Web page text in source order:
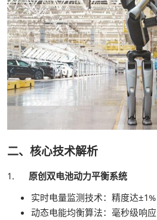
二、核心技术解析
1. 原创双电池动力平衡系统
实时电量监测技术：精度达±1%
动态电能均衡算法：毫秒级响应